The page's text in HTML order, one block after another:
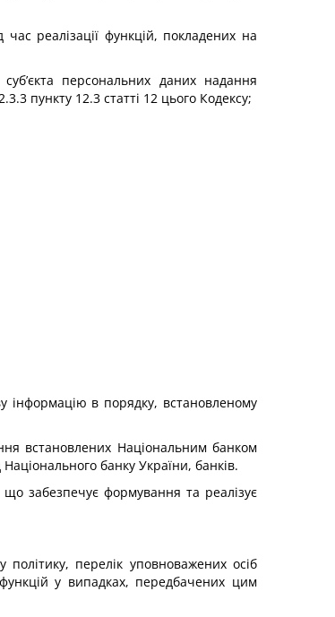
реалізації функцій, покладених на
персональних даних надання
пункту 12.3 статті 12 цього Кодексу;
інформацію в порядку, встановленому
встановлених Національним банком
банку України, банків.
забезпечує формування та реалізує
перелік уповноважених осіб
у випадках, передбачених цим